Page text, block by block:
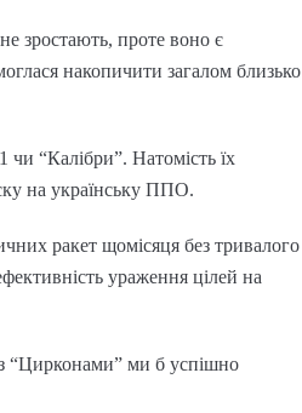
зростають, проте воно є
накопичити загалом близько
“Калібри”. Натомість їх
на українську ППО.
ракет щомісяця без тривалого
ураження цілей на
з “Цирконами” ми б успішно